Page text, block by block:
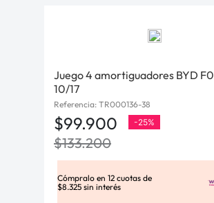
Juego 4 amortiguadores BYD F0
10/17
Referencia: TR000136-38
$99.900 -25%
$133.200
Cómpralo en 12 cuotas de
$8.325 sin interés